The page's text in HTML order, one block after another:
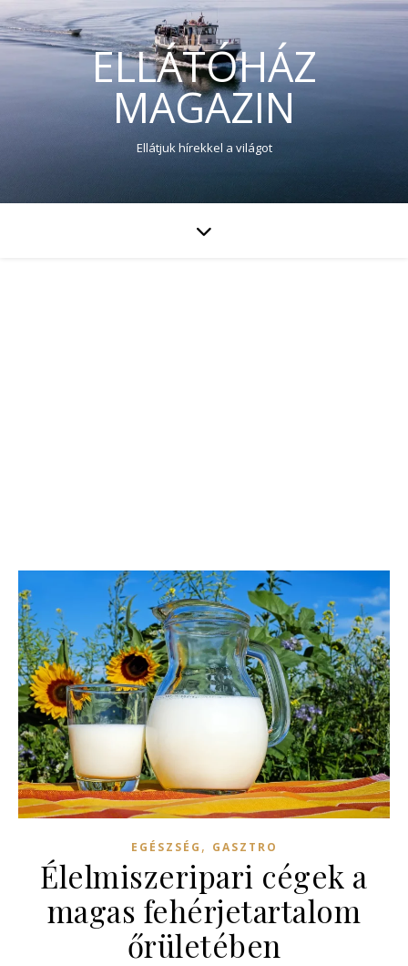
ELLÁTÓHÁZ
MAGAZIN
Ellátjuk hírekkel a világot
EGÉSZSÉG , GASZTRO
Élelmiszeripari cégek a
magas fehérjetartalom
őrületében